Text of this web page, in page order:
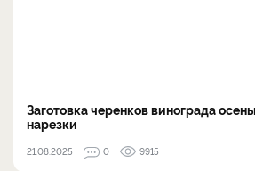
Заготовка черенков винограда
нарезки
21.08.2025 0 9915